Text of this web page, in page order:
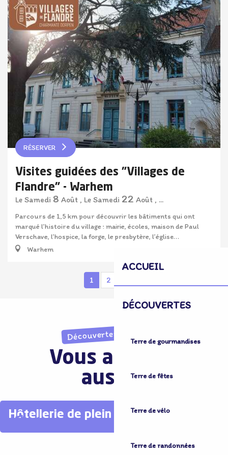
ACCUEIL
DÉCOUVERTES
Terre de gourmandises
Terre de fêtes
Terre de vélo
Terre de randonnées
RÉSERVER
Visites guidées des "Villages de
Flandre" - Warhem
Le Samedi 8 Août , Le Samedi 22 Août , ...
Parcours de 1,5 km pour découvrir les bâtiments qui ont
marqué l’histoire du village : mairie, écoles, maison de Paul
Verschave, l’hospice, la forge, le presbytère, l’église…
Warhem
1 2
Découvertes imprévues
Vous aimerez
aussi...
Hôtellerie de plein air